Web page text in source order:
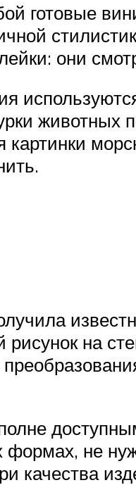
готовые
они
животных
картинки
на
формах, не
качества